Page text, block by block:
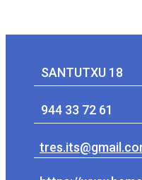
SANTUTXU 18
944 33 72 61